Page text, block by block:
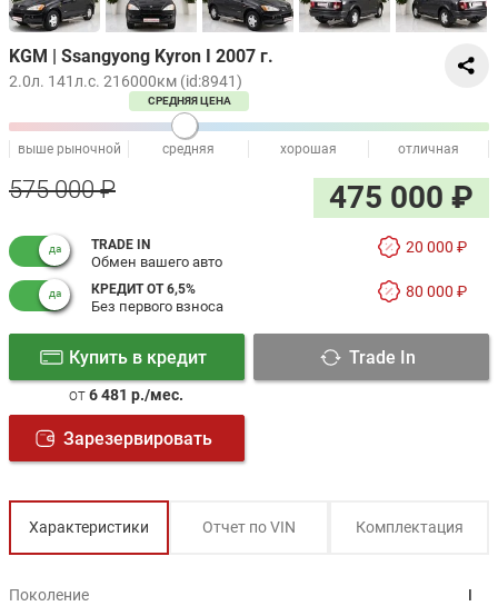
KGM | Ssangyong Kyron I 2007 г.
2.0л. 141л.с. 216000км (id:8941)
СРЕДНЯЯ ЦЕНА
выше рыночной средняя хорошая отличная
575 000 ₽ 475 000 ₽
TRADE IN
Обмен вашего авто
20 000 ₽
КРЕДИТ ОТ 6,5%
Без первого взноса
80 000 ₽
Купить в кредит
от6 481 р./мес.
Trade In
Зарезервировать
Характеристики Отчет по VIN Комплектация
Поколение I